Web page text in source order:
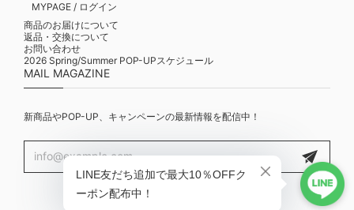
MYPAGE / ログイン
商品のお届けについて
返品・交換について
お問い合わせ
2026 Spring/Summer POP-UPスケジュール
MAIL MAGAZINE
新商品やPOP-UP、キャンペーンの最新情報を配信中！